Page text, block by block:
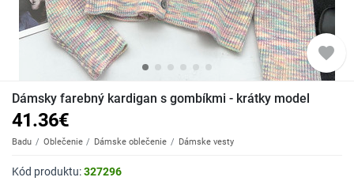
favorite
Dámsky farebný kardigan s gombíkmi - krátky model
41.36€
Badu Oblečenie Dámske oblečenie Dámske vesty
Kód produktu:327296